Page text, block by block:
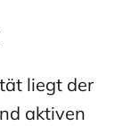
liegt der
aktiven